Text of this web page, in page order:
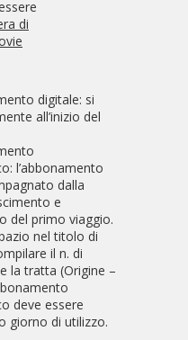
di
digitale: si
all’inizio del
l’abbonamento
dalla
e
del primo viaggio.
nel titolo di
il n. di
la tratta (Origine –
deve essere
giorno di utilizzo.